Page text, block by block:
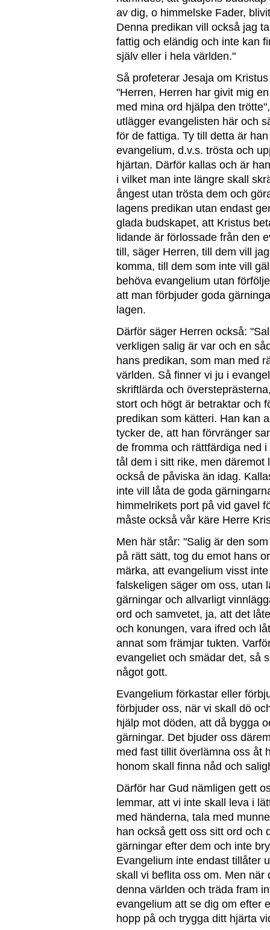
av dig, o himmelske Fader,
Denna predikan vill också jag
fattig och eländig och inte kan
själv eller i hela världen."
Så profeterar Jesaja om
"Herren, Herren har givit mig
med mina ord hjälpa den
utlägger evangelisten här och
för de fattiga. Ty till detta är
evangelium, d.v.s. trösta och
hjärtan. Därför kallas och är
i vilket man inte längre skall
ångest utan trösta dem och
lagens predikan utan endast
glada budskapet, att Kristus
lidande är förlossade från den
till, säger Herren, till dem vill
komma, till dem som inte vill
behöva evangelium utan
att man förbjuder goda
lagen.
Därför säger Herren också:
verkligen salig är var och en
hans predikan, som man med
världen. Så finner vi ju i
skriftlärda och
stort och högt är betraktar och
predikan som kätteri. Han kan
tycker de, att han förvränger
de fromma och rättfärdiga ned
tål dem i sitt rike, men
också de påviska än idag.
inte vill låta de goda
himmelrikets port på vid gavel
måste också vår käre Herre
Men här står: "Salig är den
på rätt sätt, tog du emot hans
märka, att evangelium visst
falskeligen säger om oss, utan
gärningar och allvarligt
ord och samvetet, ja, att det
och konungen, vara ifred och
annat som främjar tukten.
evangeliet och smädar det, så
något gott.
Evangelium förkastar eller
förbjuder oss, när vi skall dö
hjälp mot döden, att då bygga
gärningar. Det bjuder oss
med fast tillit överlämna oss åt
honom skall finna nåd och
Därför har Gud nämligen gett
lemmar, att vi inte skall leva i
med händerna, tala med
han också gett oss sitt ord och
gärningar efter dem och inte
Evangelium inte endast tillåter
skall vi beflita oss om. Men
denna världen och träda fram
evangelium att se dig om efter
hopp på och trygga ditt hjärta